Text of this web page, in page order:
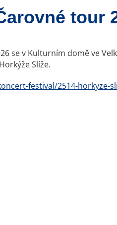
tour
se v Kulturním domě ve
Slíže.
festival/2514-horkyze-